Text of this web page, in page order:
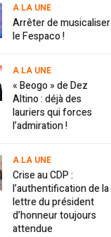
A LA UNE
Arrêter de musicaliser
le Fespaco !
A LA UNE
« Beogo » de Dez
Altino : déjà des
lauriers qui forces
l’admiration !
A LA UNE
Crise au CDP :
l’authentification de la
lettre du président
d’honneur toujours
attendue